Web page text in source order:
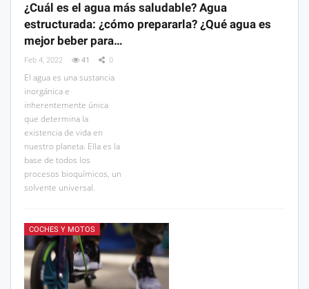
¿Cuál es el agua más saludable? Agua
estructurada: ¿cómo prepararla? ¿Qué agua es
mejor beber para…
Feb 4, 2022 41 0
El agua es una sustancia
inorgánica e
inherentemente única
que determina la
existencia de vida en
nuestro planeta. Ella es la
base de todos los
procesos bioquímicos, un
solvente universal.
COCHES Y MOTOS